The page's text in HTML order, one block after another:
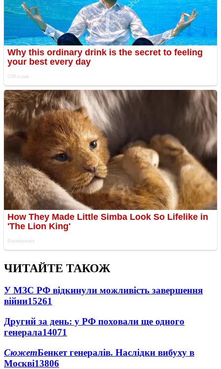
ЧИТАЙТЕ ТАКОЖ
У МЗС РФ відкинули можливість завершення
війни15261
Другий за день: у РФ поховали ще одного
генерала14071
СюжетБенкет генералів. Наслідки вибуху в
Москві13806